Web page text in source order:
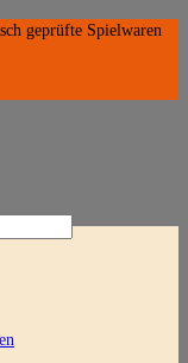
geprüfte Spielwaren